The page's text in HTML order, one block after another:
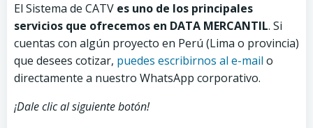
El Sistema de CATV es uno de los principales
servicios que ofrecemos en DATA MERCANTIL. Si
cuentas con algún proyecto en Perú (Lima o provincia)
que desees cotizar, puedes escribirnos al e-mail o
directamente a nuestro WhatsApp corporativo.
¡Dale clic al siguiente botón!